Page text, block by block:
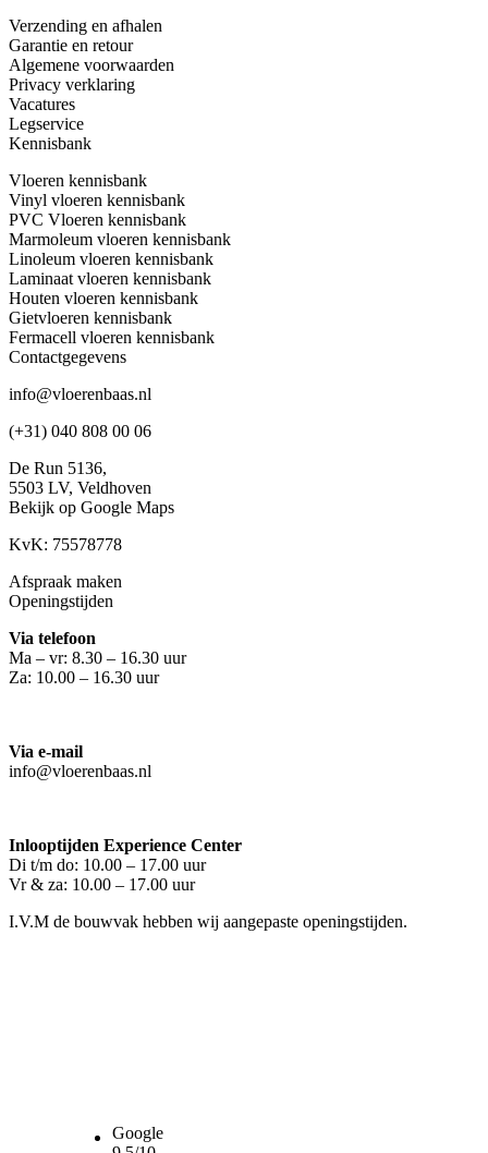
Verzending en afhalen
Garantie en retour
Algemene voorwaarden
Privacy verklaring
Vacatures
Legservice
Kennisbank
Vloeren kennisbank
Vinyl vloeren kennisbank
PVC Vloeren kennisbank
Marmoleum vloeren kennisbank
Linoleum vloeren kennisbank
Laminaat vloeren kennisbank
Houten vloeren kennisbank
Gietvloeren kennisbank
Fermacell vloeren kennisbank
Contactgegevens
info@vloerenbaas.nl
(+31) 040 808 00 06
De Run 5136,
5503 LV, Veldhoven
Bekijk op Google Maps
KvK: 75578778
Afspraak maken
Openingstijden
Via telefoon
Ma – vr: 8.30 – 16.30 uur
Za: 10.00 – 16.30 uur
Via e-mail
info@vloerenbaas.nl
Inlooptijden Experience Center
Di t/m do: 10.00 – 17.00 uur
Vr & za: 10.00 – 17.00 uur
I.V.M de bouwvak hebben wij aangepaste openingstijden.
Google